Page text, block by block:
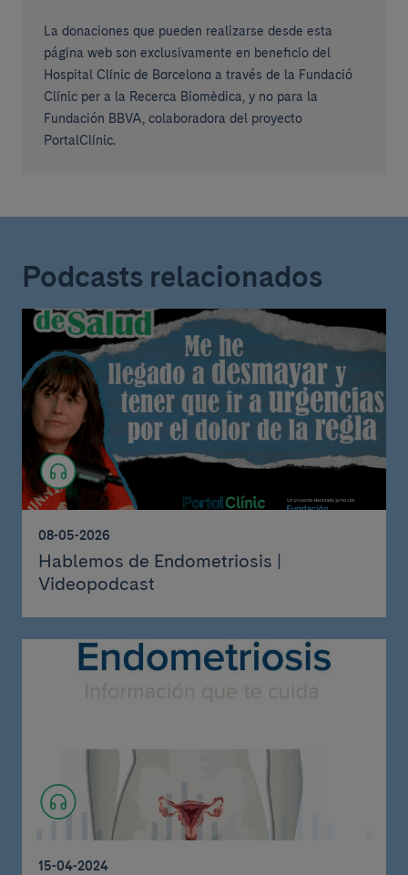
La donaciones que pueden realizarse desde esta
página web son exclusivamente en beneficio del
Hospital Clínic de Barcelona a través de la Fundació
Clínic per a la Recerca Biomèdica, y no para la
Fundación BBVA, colaboradora del proyecto
PortalClínic.
Podcasts relacionados
08-05-2026
Hablemos de Endometriosis |
Videopodcast
15-04-2024